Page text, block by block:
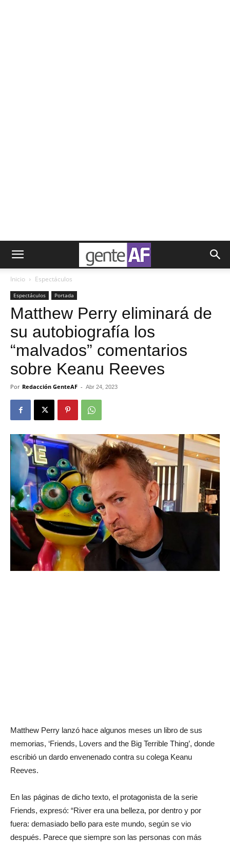
Inicio Espectáculos
Espectáculos Portada
Matthew Perry eliminará de
su autobiografía los
“malvados” comentarios
sobre Keanu Reeves
Por Redacción GenteAF - Abr 24, 2023
Matthew Perry lanzó hace algunos meses un libro de sus
memorias, ‘Friends, Lovers and the Big Terrible Thing’, donde
escribió un dardo envenenado contra su colega Keanu
Reeves.
En las páginas de dicho texto, el protagonista de la serie
Friends, expresó: “River era una belleza, por dentro y por
fuera: demasiado bello para este mundo, según se vio
después. Parece que siempre son las personas con más